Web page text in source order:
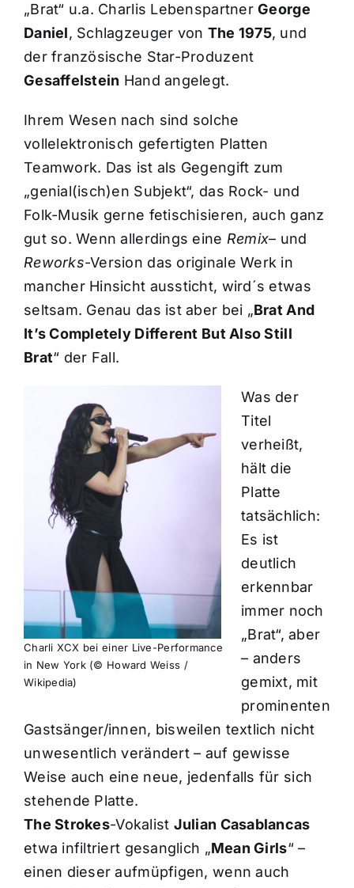
„Brat“ u.a. Charlis LebenspartnerGeorge
Daniel, Schlagzeuger von The 1975, und
der französische Star-Produzent
Gesaffelstein Hand angelegt.
Ihrem Wesen nach sind solche
vollelektronisch gefertigten Platten
Teamwork. Das ist als Gegengift zum
„genial(isch)en Subjekt“, das Rock- und
Folk-Musik gerne fetischisieren, auch ganz
gut so. Wenn allerdings eine Remix– und
Reworks-Version das originale Werk in
mancher Hinsicht aussticht, wird´s etwas
seltsam. Genau das ist aber bei „Brat And
It’s Completely Different But Also Still
Brat“ der Fall.
Charli XCX bei einer Live-Performance
in New York (© Howard Weiss /
Wikipedia)
Was der
Titel
verheißt,
hält die
Platte
tatsächlich:
Es ist
deutlich
erkennbar
immer noch
„Brat“, aber
– anders
gemixt, mit
prominenten
Gastsänger/innen, bisweilen textlich nicht
unwesentlich verändert – auf gewisse
Weise auch eine neue, jedenfalls für sich
stehende Platte.
The Strokes-Vokalist Julian Casablancas
etwa infiltriert gesanglich „Mean Girls“ –
einen dieser aufmüpfigen, wenn auch